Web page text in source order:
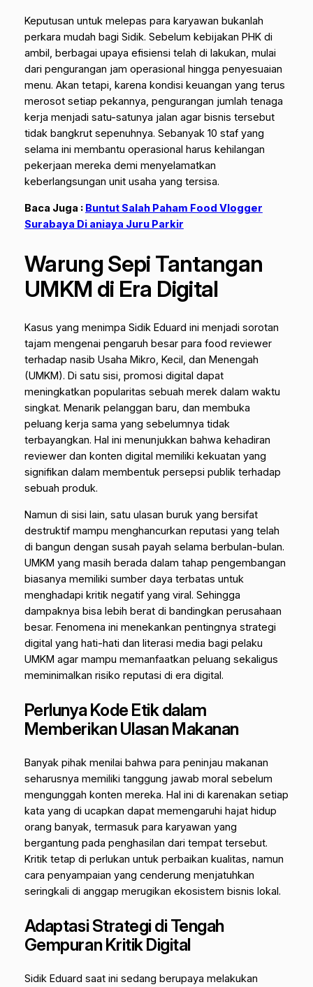
Keputusan untuk melepas para karyawan bukanlah
perkara mudah bagi Sidik. Sebelum kebijakan PHK di
ambil, berbagai upaya efisiensi telah di lakukan, mulai
dari pengurangan jam operasional hingga penyesuaian
menu. Akan tetapi, karena kondisi keuangan yang terus
merosot setiap pekannya, pengurangan jumlah tenaga
kerja menjadi satu-satunya jalan agar bisnis tersebut
tidak bangkrut sepenuhnya. Sebanyak 10 staf yang
selama ini membantu operasional harus kehilangan
pekerjaan mereka demi menyelamatkan
keberlangsungan unit usaha yang tersisa.
Baca Juga : Buntut Salah Paham Food Vlogger
Surabaya Di aniaya Juru Parkir
Warung Sepi Tantangan
UMKM di Era Digital
Kasus yang menimpa Sidik Eduard ini menjadi sorotan
tajam mengenai pengaruh besar para food reviewer
terhadap nasib Usaha Mikro, Kecil, dan Menengah
(UMKM). Di satu sisi, promosi digital dapat
meningkatkan popularitas sebuah merek dalam waktu
singkat. Menarik pelanggan baru, dan membuka
peluang kerja sama yang sebelumnya tidak
terbayangkan. Hal ini menunjukkan bahwa kehadiran
reviewer dan konten digital memiliki kekuatan yang
signifikan dalam membentuk persepsi publik terhadap
sebuah produk.
Namun di sisi lain, satu ulasan buruk yang bersifat
destruktif mampu menghancurkan reputasi yang telah
di bangun dengan susah payah selama berbulan-bulan.
UMKM yang masih berada dalam tahap pengembangan
biasanya memiliki sumber daya terbatas untuk
menghadapi kritik negatif yang viral. Sehingga
dampaknya bisa lebih berat di bandingkan perusahaan
besar. Fenomena ini menekankan pentingnya strategi
digital yang hati-hati dan literasi media bagi pelaku
UMKM agar mampu memanfaatkan peluang sekaligus
meminimalkan risiko reputasi di era digital.
Perlunya Kode Etik dalam
Memberikan Ulasan Makanan
Banyak pihak menilai bahwa para peninjau makanan
seharusnya memiliki tanggung jawab moral sebelum
mengunggah konten mereka. Hal ini di karenakan setiap
kata yang di ucapkan dapat memengaruhi hajat hidup
orang banyak, termasuk para karyawan yang
bergantung pada penghasilan dari tempat tersebut.
Kritik tetap di perlukan untuk perbaikan kualitas, namun
cara penyampaian yang cenderung menjatuhkan
seringkali di anggap merugikan ekosistem bisnis lokal.
Adaptasi Strategi di Tengah
Gempuran Kritik Digital
Sidik Eduard saat ini sedang berupaya melakukan